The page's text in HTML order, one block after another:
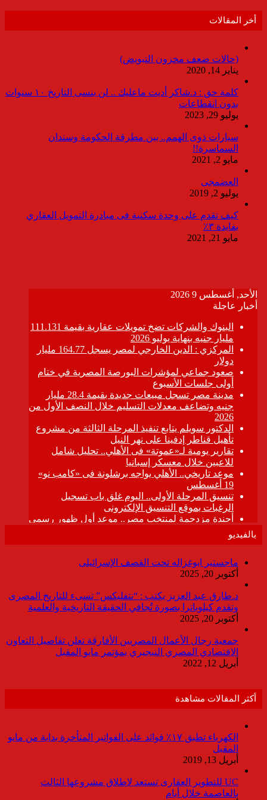
أخر المقالات
(حالات ضعف مخزون التبويض)
يناير 14, 2020
كلمة حق : د.شاكر أديت ماعليك .. لن ينسى التاريخ ١٠ سنوات
بدون انقطاعات
يوليو 29, 2023
سيارات ذوى الهمم.. بين مطرقة الحكومة وسندان
السماسرة!!
مايو 2, 2021
العضمجى
يوليو 2, 2019
كيف تقدم على وحدة سكنية فى مبادرة التمويل العقاري
بفايدة ٣٪
مايو 21, 2021
بالفيديو
ماجستير ابوغزاله تحت القصف الإسرائيلى
أكتوبر 20, 2025
د.طارق عبد العزيز يكتب : “نتفليكس” تسىء للتاريخ المصرى
وتقدم كيلوباترا بصورة تُجافي الحقيقة التاريخية والعلمية
أكتوبر 20, 2025
جمعية رجال الأعمال المصريين الأفارقة تعلن تفاصيل التعاون
الاقتصادي المصري النيجيري بمؤتمر مايو المقبل
أبريل 12, 2022
أكثر المقالات مشاهدة
الكهرباء تطبق ١٧٪ فوائد على الفواتير المتأخرة بداية من مايو
المقبل
أبريل 13, 2019
UC للتطوير العقارى تستعد لاطلاق مشروعها الثالث
بالعاصمة خلال أيام